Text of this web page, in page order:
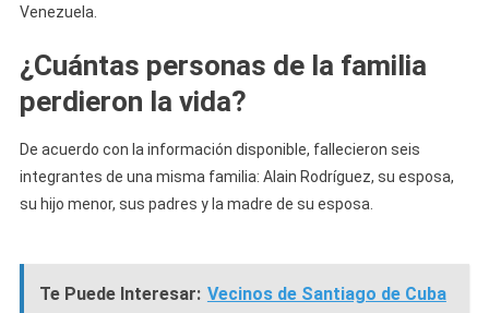
Venezuela.
¿Cuántas personas de la familia
perdieron la vida?
De acuerdo con la información disponible, fallecieron seis
integrantes de una misma familia: Alain Rodríguez, su esposa,
su hijo menor, sus padres y la madre de su esposa.
Te Puede Interesar: Vecinos de Santiago de Cuba